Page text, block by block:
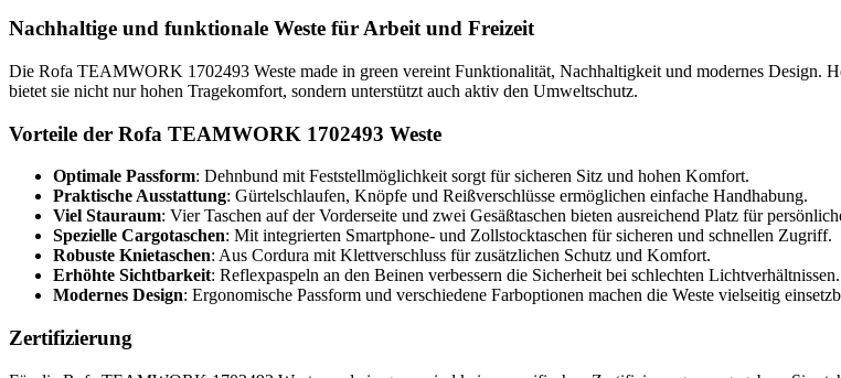
Nachhaltige und funktionale Weste für Arbeit und Freizeit
Die Rofa TEAMWORK 1702493 Weste made in green vereint Funktionalität, Nachhaltigkeit und modernes Design.
bietet sie nicht nur hohen Tragekomfort, sondern unterstützt auch aktiv den Umweltschutz.
Vorteile der Rofa TEAMWORK 1702493 Weste
Optimale Passform: Dehnbund mit Feststellmöglichkeit sorgt für sicheren Sitz und hohen Komfort.
Praktische Ausstattung: Gürtelschlaufen, Knöpfe und Reißverschlüsse ermöglichen einfache Handhabung.
Viel Stauraum: Vier Taschen auf der Vorderseite und zwei Gesäßtaschen bieten ausreichend Platz für
Spezielle Cargotaschen: Mit integrierten Smartphone- und Zollstocktaschen für sicheren und schnellen Zugriff.
Robuste Knietaschen: Aus Cordura mit Klettverschluss für zusätzlichen Schutz und Komfort.
Erhöhte Sichtbarkeit: Reflexpaspeln an den Beinen verbessern die Sicherheit bei schlechten Lichtverhältnissen.
Modernes Design: Ergonomische Passform und verschiedene Farboptionen machen die Weste vielseitig
Zertifizierung